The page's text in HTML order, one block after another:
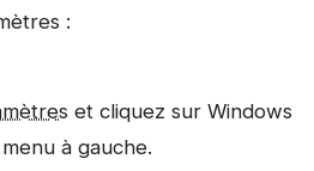
:
et cliquez sur Windows
à gauche.